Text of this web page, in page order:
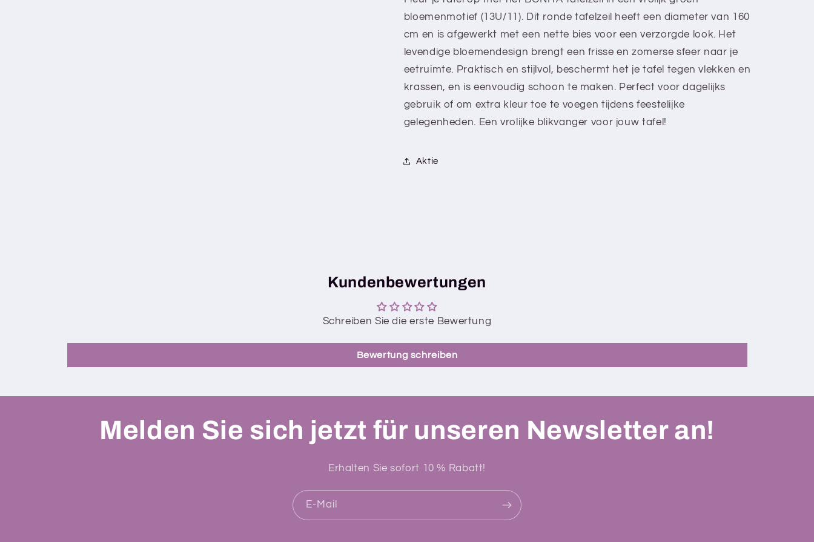
13U/11
-
Groen
-
Flower
-
Met
bies
-
13U/11
-
Groen
-
Flower
-
Met
bies
bloemenmotief (13U/11). Dit ronde tafelzeil heeft een diameter van 160
cm en is afgewerkt met een nette bies voor een verzorgde look. Het
levendige bloemendesign brengt een frisse en zomerse sfeer naar je
eetruimte. Praktisch en stijlvol, beschermt het je tafel tegen vlekken en
krassen, en is eenvoudig schoon te maken. Perfect voor dagelijks
gebruik of om extra kleur toe te voegen tijdens feestelijke
gelegenheden. Een vrolijke blikvanger voor jouw tafel!
Aktie
Kundenbewertungen
Schreiben Sie die erste Bewertung
Bewertung schreiben
Melden Sie sich jetzt für unseren Newsletter an!
Erhalten Sie sofort 10 % Rabatt!
E-Mail